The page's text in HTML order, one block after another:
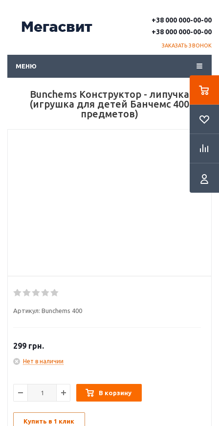
+38 000 000-00-00
+38 000 000-00-00
ЗАКАЗАТЬ ЗВОНОК
МЕНЮ
Bunchems Конструктор - липучка
(игрушка для детей Банчемс 400
предметов)
Артикул: Bunchems 400
299 грн.
Нет в наличии
В корзину
Купить в 1 клик